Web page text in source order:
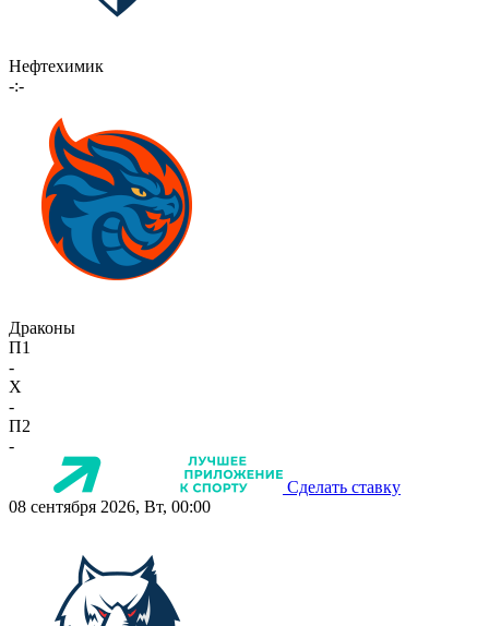
Нефтехимик
-:-
Драконы
П1
-
X
-
П2
-
Сделать ставку
08 сентября 2026, Вт, 00:00